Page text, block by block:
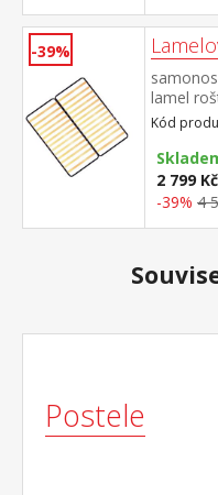
-39%
lamel
kterých
Kód
2 799 Kč
-39% 4
Postele